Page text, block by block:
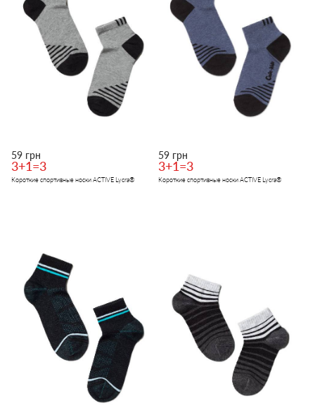
59 грн
3+1=3
Короткие спортивные носки ACTIVE Lycra®
59 грн
3+1=3
Короткие спортивные носки ACTIVE Lycra®